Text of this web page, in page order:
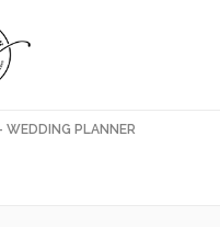
WEDDING PLANNER